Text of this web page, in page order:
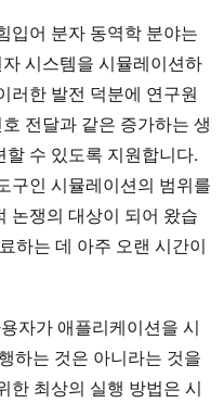
입어 분자 동역학 분야는
시스템을 시뮬레이션하
러한 발전 덕분에 연구원
전달과 같은 증가하는 생
수 있도록 지원합니다.
구인 시뮬레이션의 범위를
논쟁의 대상이 되어 왔습
하는 데 아주 오랜 시간이
자가 애플리케이션을 시
하는 것은 아니라는 것을
한 최상의 실행 방법은 시